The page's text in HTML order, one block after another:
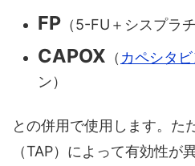
FP （5-FU＋シスプラ
CAPOX （ カペシタ
ン）
との併用で使用します。た
（TAP）によって有効性が